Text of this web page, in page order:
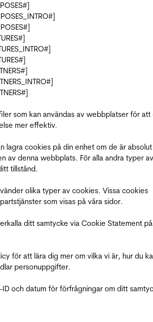
som kan användas av webbplatser för att
mer effektiv.
lagra cookies på din enhet om de är absolut
av denna webbplats. För alla andra typer av
tillstånd.
olika typer av cookies. Vissa cookies
som visas på våra sidor.
ditt samtycke via Cookie Statement
för att lära dig mer om vilka vi är, hur du
personuppgifter.
och datum för förfrågningar om ditt